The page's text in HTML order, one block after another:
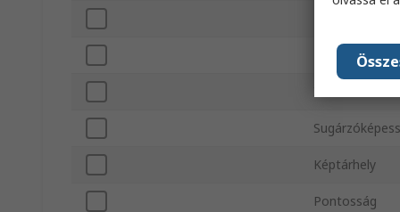
Kijelzőátló
Képtárhely
Pontosság